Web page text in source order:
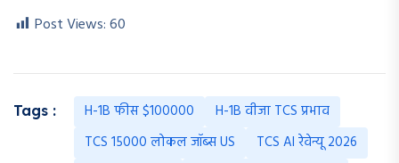
Post Views:60
Tags : H-1B फीस $100000
H-1B वीजा TCS प्रभाव
TCS 15000 लोकल जॉब्स US
TCS AI रेवेन्यू 2026